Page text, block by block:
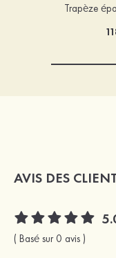
AVIS DES
( Basé sur 0 avis )